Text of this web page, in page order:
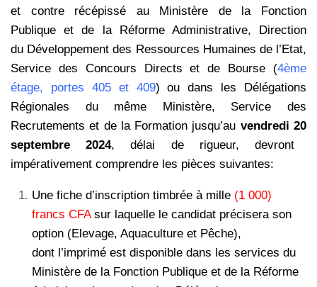
et contre récépissé au Ministère de la Fonction
Publique et de la Réforme Administrative, Direction
du Développement des Ressources Humaines de l’Etat,
Service des Concours Directs etde Bourse (4ème
étage, portes 405 et 409) ou dans les Délégations
Régionales du même Ministère, Service des
Recrutements et de la Formation jusqu’au vendredi 20
septembre 2024, délai de rigueur, devront
impérativement comprendre les pièces suivantes:
Une fiche d’inscription timbrée à mille (1 000)
francs CFAsur laquelle le candidat précisera son
option (Elevage, Aquaculture et Pêche),
dont l’imprimé est disponible dans les services du
Ministère de la Fonction Publique et de la Réforme